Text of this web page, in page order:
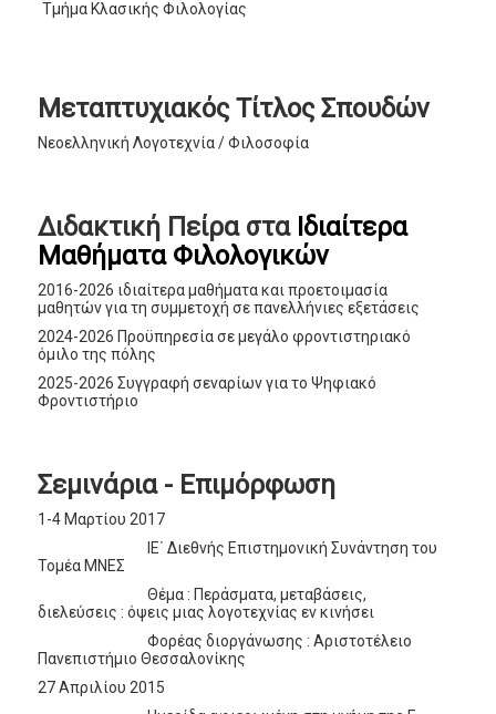
Τμήμα Κλασικής Φιλολογίας
Μεταπτυχιακός Τίτλος Σπουδών
Νεοελληνική Λογοτεχνία / Φιλοσοφία
Διδακτική Πείρα στα Ιδιαίτερα
Μαθήματα Φιλολογικών
2016-2026 ιδιαίτερα μαθήματα και προετοιμασία
μαθητών για τη συμμετοχή σε πανελλήνιες εξετάσεις
2024-2026 Προϋπηρεσία σε μεγάλο φροντιστηριακό
όμιλο της πόλης
2025-2026 Συγγραφή σεναρίων για το Ψηφιακό
Φροντιστήριο
Σεμινάρια - Επιμόρφωση
1-4 Μαρτίου 2017
ΙΕ΄ Διεθνής Επιστημονική Συνάντηση του
Τομέα ΜΝΕΣ
Θέμα : Περάσματα, μεταβάσεις,
διελεύσεις : όψεις μιας λογοτεχνίας εν κινήσει
Φορέας διοργάνωσης : Αριστοτέλειο
Πανεπιστήμιο Θεσσαλονίκης
27 Απριλίου 2015